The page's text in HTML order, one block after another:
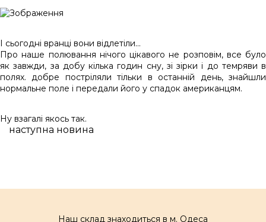
І сьогодні вранці вони відлетіли...
Про наше полювання нічого цікавого не розповім, все було
як завжди, за добу кілька годин сну, зі зірки і до темряви в
полях. добре постріляли тільки в останній день, знайшли
нормальне поле і передали його у спадок американцям.
Ну взагалі якось так.
наступна новина
Наш склад знаходиться в м. Одеса